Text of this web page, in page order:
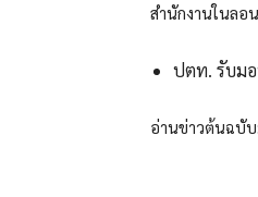
สำนักงานในลอ
ปตท. รับมอ
อ่านข่าวต้นฉบับ